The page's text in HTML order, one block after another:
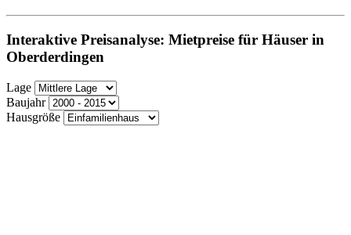
Interaktive Preisanalyse: Mietpreise für Häuser in
Oberderdingen
Lage
Baujahr
Hausgröße